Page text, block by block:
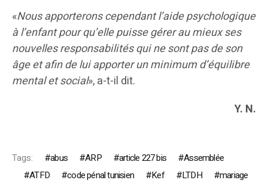
«Nous apporterons cependant l’aide psychologique
à l’enfant pour qu’elle puisse gérer au mieux ses
nouvelles responsabilités qui ne sont pas de son
âge et afin de lui apporter un minimum d’équilibre
mental et social», a-t-il dit.
Y. N.
Tags: abus ARP article 227 bis
Assemblée
ATFD
code pénal tunisien Kef LTDH
mariage